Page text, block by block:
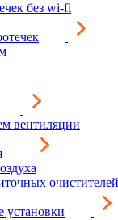
без wi-fi
вентиляции
очистителей